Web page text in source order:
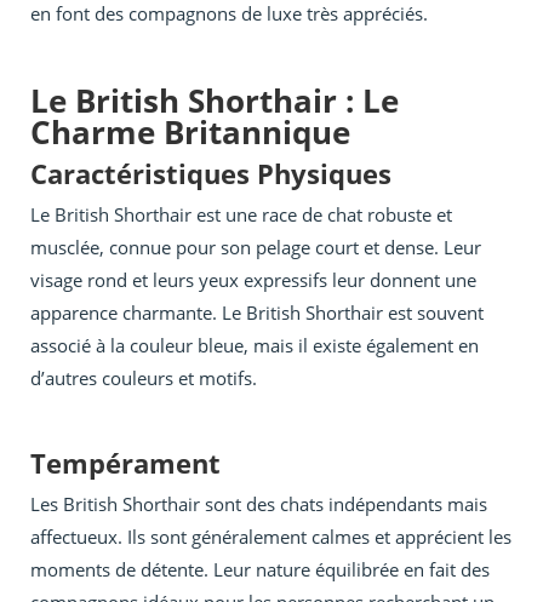
en font des compagnons de luxe très appréciés.
Le British Shorthair : Le
Charme Britannique
Caractéristiques Physiques
Le British Shorthair est une race de chat robuste et
musclée, connue pour son pelage court et dense. Leur
visage rond et leurs yeux expressifs leur donnent une
apparence charmante. Le British Shorthair est souvent
associé à la couleur bleue, mais il existe également en
d’autres couleurs et motifs.
Tempérament
Les British Shorthair sont des chats indépendants mais
affectueux. Ils sont généralement calmes et apprécient les
moments de détente. Leur nature équilibrée en fait des